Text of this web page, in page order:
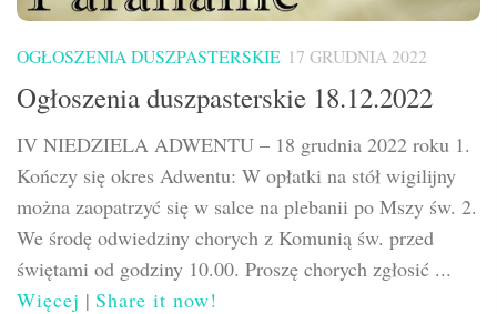
OGŁOSZENIA DUSZPASTERSKIE 17 GRUDNIA 2022
Ogłoszenia duszpasterskie 18.12.2022
IV NIEDZIELA ADWENTU – 18 grudnia 2022 roku 1.
Kończy się okres Adwentu: W opłatki na stół wigilijny
można zaopatrzyć się w salce na plebanii po Mszy św. 2.
We środę odwiedziny chorych z Komunią św. przed
świętami od godziny 10.00. Proszę chorych zgłosić ...
Więcej | Share it now!